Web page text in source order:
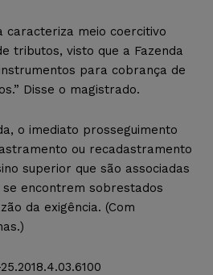
caracteriza meio coercitivo
tributos, visto que a Fazenda
para cobrança de
Disse o magistrado.
o imediato prosseguimento
ou recadastramento
superior que são associadas
encontrem sobrestados
da exigência. (Com